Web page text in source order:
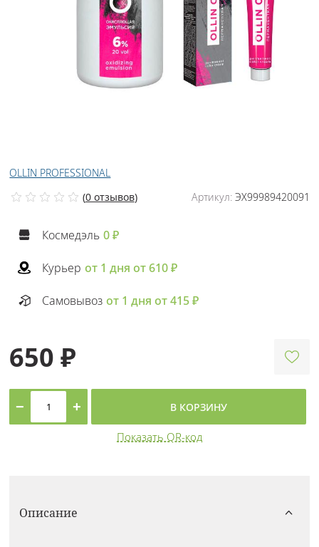
OLLIN PROFESSIONAL
Артикул:ЭХ99989420091
(0 отзывов)
Космедэль 0 ₽
Курьер от 1 дня от 610 ₽
Самовывоз от 1 дня от 415 ₽
650 ₽
− + В КОРЗИНУ
Показать QR-код
Описание